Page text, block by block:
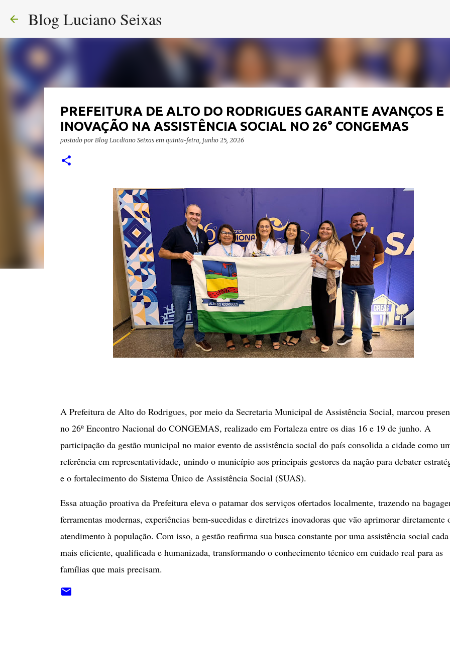
Blog Luciano Seixas
PREFEITURA DE ALTO DO RODRIGUES GARANTE AVANÇOS E
INOVAÇÃO NA ASSISTÊNCIA SOCIAL NO 26° CONGEMAS
postado por Blog Lucdiano Seixas em quinta-feira, junho 25, 2026
​A Prefeitura de Alto do Rodrigues, por meio da Secretaria Municipal de Assistência Social, marcou
no 26º Encontro Nacional do CONGEMAS, realizado em Fortaleza entre os dias 16 e 19 de junho. A
participação da gestão municipal no maior evento de assistência social do país consolida a cidade como
referência em representatividade, unindo o município aos principais gestores da nação para debater
e o fortalecimento do Sistema Único de Assistência Social (SUAS).
​Essa atuação proativa da Prefeitura eleva o patamar dos serviços ofertados localmente, trazendo na
ferramentas modernas, experiências bem-sucedidas e diretrizes inovadoras que vão aprimorar diretamente
atendimento à população. Com isso, a gestão reafirma sua busca constante por uma assistência social
mais eficiente, qualificada e humanizada, transformando o conhecimento técnico em cuidado real para as
famílias que mais precisam.